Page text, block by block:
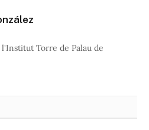
Torre de Palau de